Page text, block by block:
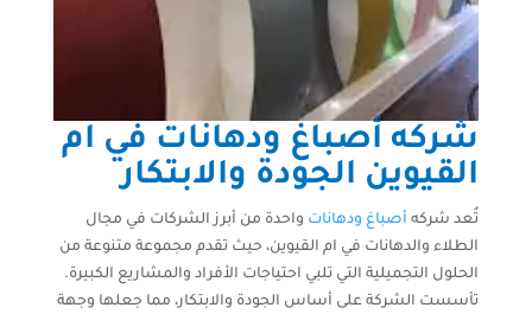
شركه أصباغ ودهانات في ام
القيوين الجودة والابتكار
تُعد شركه أصباغ ودهانات واحدة من أبرز الشركات في مجال
الطلاء والدهانات في ام القيوين، حيث تقدم مجموعة متنوعة من
الحلول التجميلية التي تلبي احتياجات الأفراد والمشاريع الكبيرة.
تأسست الشركة على أساس الجودة والابتكار، مما جعلها وجهة